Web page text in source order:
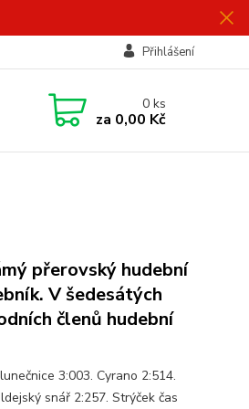
Přihlášení
0ks
za 0,00 Kč
přerovský hudební
V šedesátých
členů hudební
3:003. Cyrano 2:514.
snář 2:257. Strýček čas